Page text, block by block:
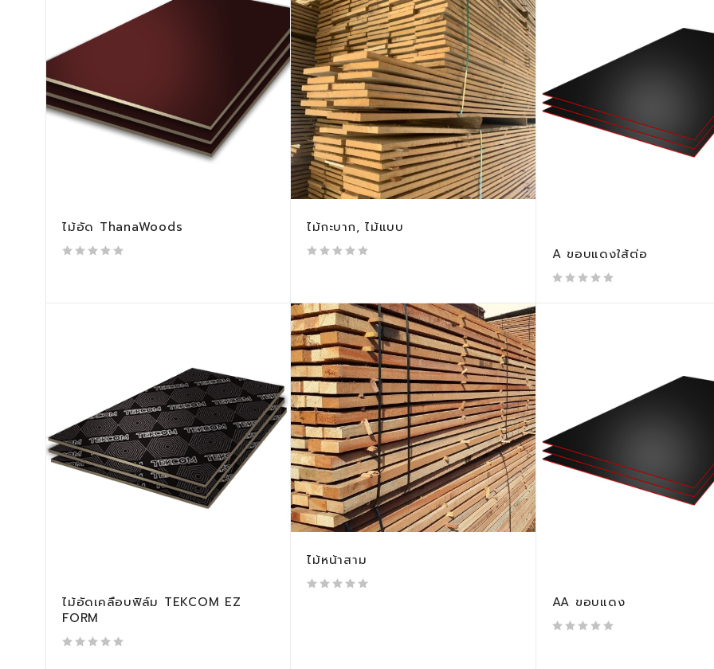
ไม้อัด ThanaWoods ไม้กะบาก, ไม้แบบ
A ขอบแดงใส้ต่อ
ไม้อัดเคลือบฟิล์ม TEKCOM EZ
FORM
ไม้หน้าสาม
AA ขอบแดง